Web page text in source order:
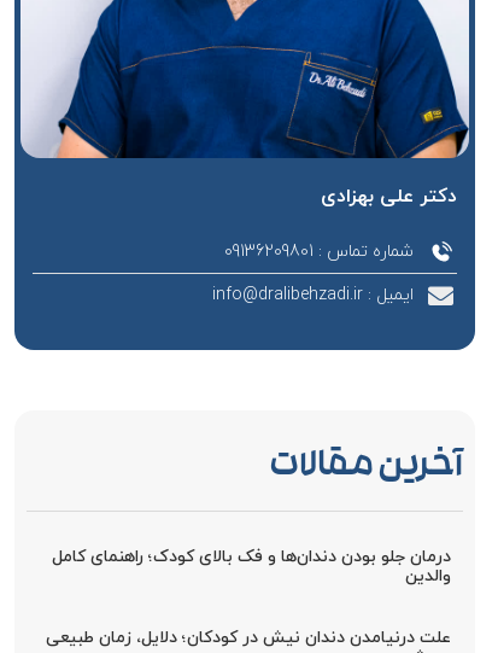
دکتر علی بهزادی
شماره تماس : 09136209801
ایمیل : info@dralibehzadi.ir
آخرین مقالات
درمان جلو بودن دندان‌ها و فک بالای کودک؛ راهنمای کامل
والدین
علت درنیامدن دندان نیش در کودکان؛ دلایل، زمان طبیعی